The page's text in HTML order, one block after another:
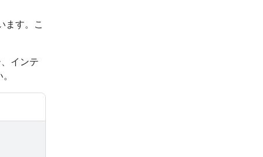
ます。こ
インテ